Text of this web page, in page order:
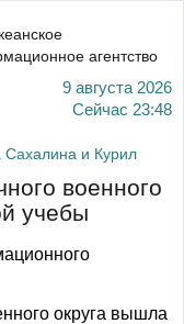
агентство
9 августа 2026
Сейчас 23:48
Сахалина и Курил
военного
учебы
округа вышла